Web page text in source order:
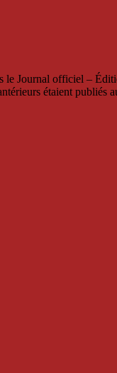
le Journal officiel –
étaient publiés